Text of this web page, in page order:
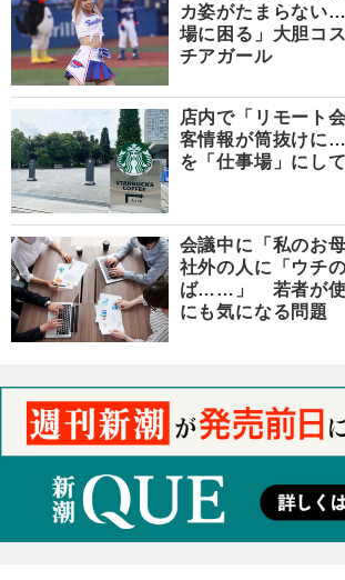
カ姿がたまらな
場に困る」大胆コ
チアガール
店内で「リモート
客情報が筒抜けに
を「仕事場」にし
会議中に「私のお
社外の人に「ウチ
ば……」 若者が使
にも気になる問題